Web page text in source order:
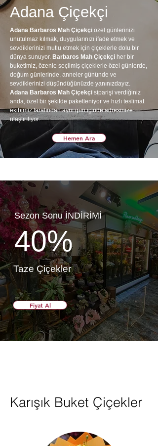
Adana Çiçekçi
Adana Barbaros Mah Çiçekçi özel günlerinizi
unutulmaz kılmak, duygularınızı ifade etmek ve
sevdiklerinizi mutlu etmek için çiçeklerle dolu bir
dünya sunuyor. Barbaros Mah Çiçekçi her bir
buketimiz, özenle seçilmiş çiçeklerle özel günlerde,
doğum günlerinde, anneler gününde ve
sevdiklerinizi düşündüğünüzde yanınızdayız.
Adana Barbaros Mah Çiçekçi siparişi verdiğiniz
anda, özel bir şekilde paketleniyor ve hızlı teslimat
ekibimiz tarafından aynı gün içinde adresinize
ulaştırılıyor.
Hemen Ara
Sezon Sonu İNDİRİMİ
40%
Taze Çiçekler
Fiyat Al
Karışık Buket Çiçekler